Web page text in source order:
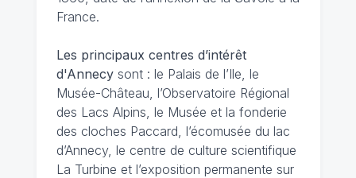
France.
Les principaux centres d’intérêt
d'Annecysont : le Palais de l’Ile, le
Musée-Château, l’Observatoire Régional
des Lacs Alpins, le Musée et la fonderie
des cloches Paccard, l’écomusée du lac
d’Annecy, le centre de culture scientifique
La Turbine et l’exposition permanente sur